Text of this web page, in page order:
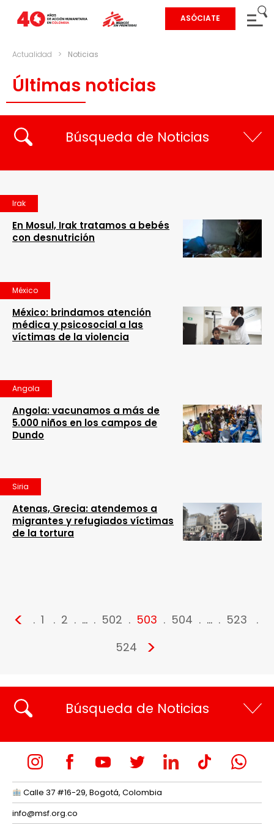
ASÓCIATE
Actualidad > Noticias
Últimas noticias
Búsqueda de Noticias
Irak
En Mosul, Irak tratamos a bebés
con desnutrición
México
México: brindamos atención
médica y psicosocial a las
víctimas de la violencia
Angola
Angola: vacunamos a más de
5.000 niños en los campos de
Dundo
Siria
Atenas, Grecia: atendemos a
migrantes y refugiados víctimas
de la tortura
< 1 2 … 502 503 504 …
523
524
>
Búsqueda de Noticias
Calle 37 #16-29, Bogotá, Colombia
info@msf.org.co